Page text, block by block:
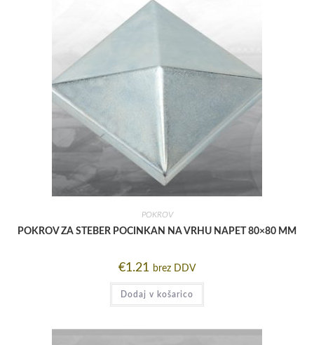
POKROV
POKROV ZA STEBER POCINKAN NA VRHU NAPET 80×80 MM
€1.21 brez DDV
Dodaj v košarico